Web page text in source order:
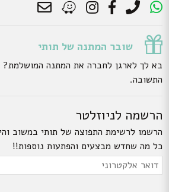
שובר המתנה של תותי
בא לך לארגן לחברה את המתנה המושלמת?
התשובה.
הרשמה לניוזלטר
הרשמו לרשימת התפוצה של תותי במשוב
כל מה שחדש מבצעים והפתעות נוספות!!
Please leave this field empty.
דואר